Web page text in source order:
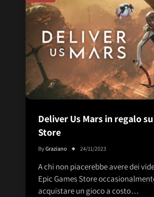
Deliver Us Mars in regalo
Store
ByGraziano 24/11/2023
A chi non piacerebbe avere dei
Epic Games Store
acquistare un gioco a costo…